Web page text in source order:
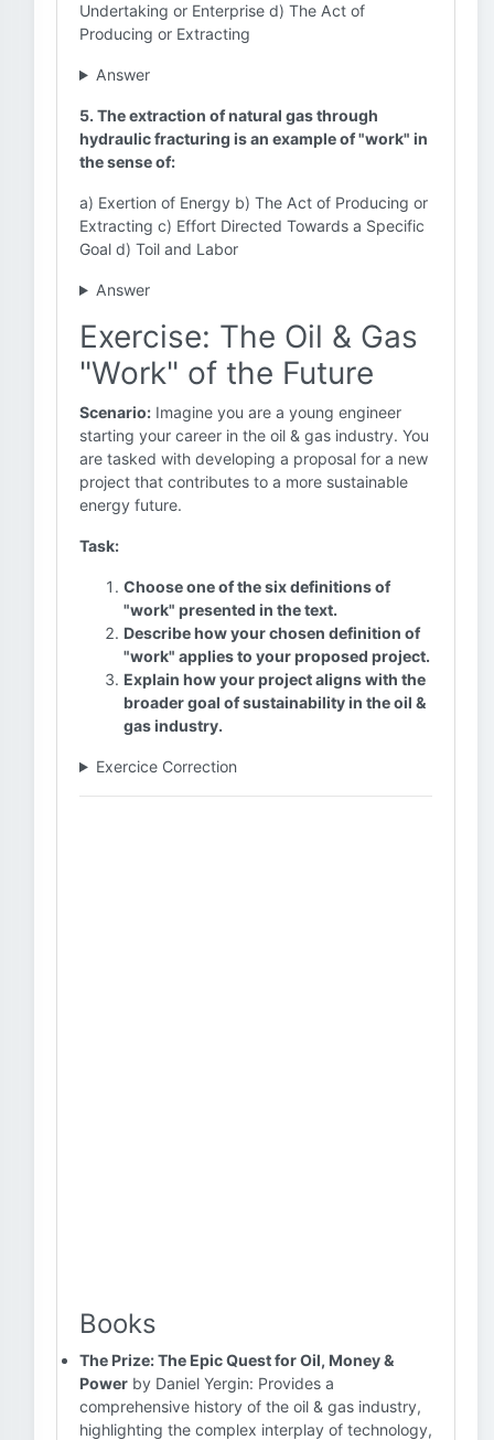
Undertaking or Enterprise d) The Act of
Producing or Extracting
Answer
5. The extraction of natural gas through
hydraulic fracturing is an example of "work" in
the sense of:
a) Exertion of Energy b) The Act of Producing or
Extracting c) Effort Directed Towards a Specific
Goal d) Toil and Labor
Answer
Exercise: The Oil & Gas
"Work" of the Future
Scenario: Imagine you are a young engineer
starting your career in the oil & gas industry. You
are tasked with developing a proposal for a new
project that contributes to a more sustainable
energy future.
Task:
Choose one of the six definitions of
"work" presented in the text.
Describe how your chosen definition of
"work" applies to your proposed project.
Explain how your project aligns with the
broader goal of sustainability in the oil &
gas industry.
Exercice Correction
Books
The Prize: The Epic Quest for Oil, Money &
Power by Daniel Yergin: Provides a
comprehensive history of the oil & gas industry,
highlighting the complex interplay of technology,